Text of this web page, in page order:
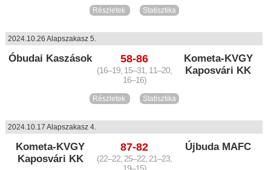
Részletek Statisztika
2024.10.26 Alapszakasz 5.
Óbudai Kaszások 58-86
(16–19, 15–31, 11–20,
16–16)
Kometa-KVGY
Kaposvári KK
Részletek Statisztika
2024.10.17 Alapszakasz 4.
Kometa-KVGY
Kaposvári KK
87-82
(22–22, 25–22, 21–23,
Újbuda MAFC